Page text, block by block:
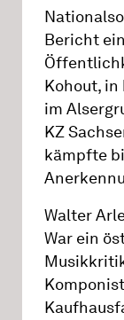
Bericht
Kohout,
im
KZ
kämpfte
Walter
War ein